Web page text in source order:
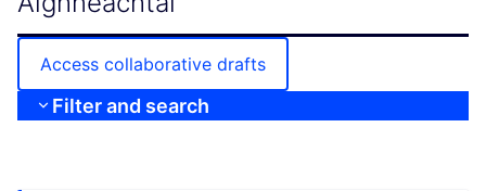
Access collaborative drafts
Filter and search